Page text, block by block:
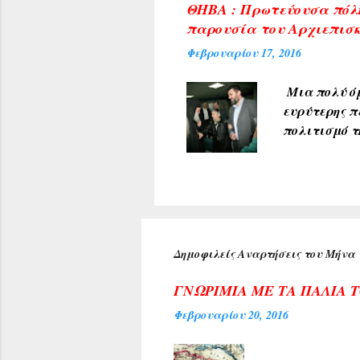
δικαιώματα
από άλλες
που
ΘΗΒΑ : Πρωτεύουσα
παρουσία του
Φεβρουαρίου 17, 2016
Μια πολύ
ευρύτερης
πολιτισμό
πρύτανη
αιθούσης
τιμή για
Δημοφιλείς Αναρτήσεις του Μήνα
ΓΝΩΡΙΜΙΑ ΜΕ ΤΑ ΠΑΛΙΑ
Φεβρουαρίου 20, 2016